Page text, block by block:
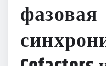
фазовая